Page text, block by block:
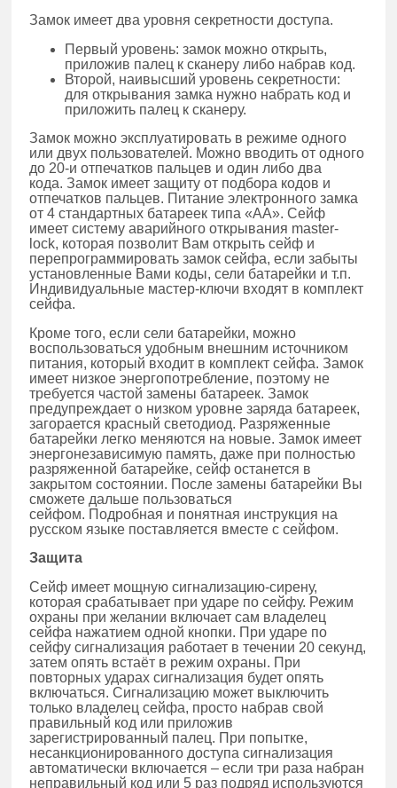
Замок имеет два уровня секретности доступа.
Первый уровень: замок можно открыть,
приложив палец к сканеру либо набрав код.
Второй, наивысший уровень секретности:
для открывания замка нужно набрать код и
приложить палец к сканеру.
Замок можно эксплуатировать в режиме одного
или двух пользователей. Можно вводить от одного
до 20-и отпечатков пальцев и один либо два
кода. Замок имеет защиту от подбора кодов и
отпечатков пальцев. Питание электронного замка
от 4 стандартных батареек типа «АА». Сейф
имеет систему аварийного открывания master-
lock, которая позволит Вам открыть сейф и
перепрограммировать замок сейфа, если забыты
установленные Вами коды, сели батарейки и т.п.
Индивидуальные мастер-ключи входят в комплект
сейфа.
Кроме того, если сели батарейки, можно
воспользоваться удобным внешним источником
питания, который входит в комплект сейфа. Замок
имеет низкое энергопотребление, поэтому не
требуется частой замены батареек. Замок
предупреждает о низком уровне заряда батареек,
загорается красный светодиод. Разряженные
батарейки легко меняются на новые. Замок имеет
энергонезависимую память, даже при полностью
разряженной батарейке, сейф останется в
закрытом состоянии. После замены батарейки Вы
сможете дальше пользоваться
сейфом. Подробная и понятная инструкция на
русском языке поставляется вместе с сейфом.
Защита
Сейф имеет мощную сигнализацию-сирену,
которая срабатывает при ударе по сейфу. Режим
охраны при желании включает сам владелец
сейфа нажатием одной кнопки. При ударе по
сейфу сигнализация работает в течении 20 секунд,
затем опять встаёт в режим охраны. При
повторных ударах сигнализация будет опять
включаться. Сигнализацию может выключить
только владелец сейфа, просто набрав свой
правильный код или приложив
зарегистрированный палец. При попытке,
несанкционированного доступа сигнализация
автоматически включается – если три раза набран
неправильный код или 5 раз подряд используются